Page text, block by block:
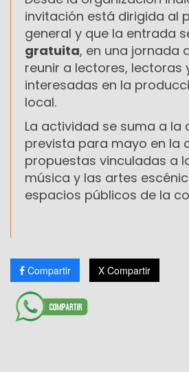
invitación está dirigida al
general y que la entrada
gratuita, en una jornada
reunir a lectores, lectoras
interesadas en la
local.
La actividad se suma a la
prevista para mayo en la
propuestas vinculadas a
música y las artes
espacios públicos de la
Compartir X Compartir